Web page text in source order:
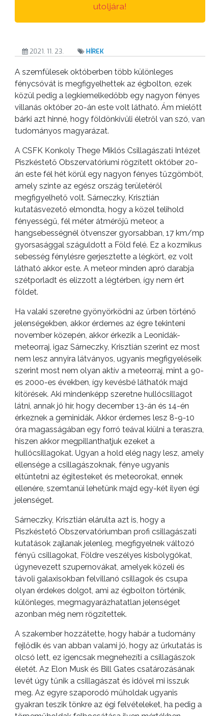
utoljára!
2021. 11. 23. HÍREK
A szemfülesek októberben több különleges
fénycsóvát is megfigyelhettek az égbolton, ezek
közül pedig a legkiemelkedőbb egy nagyon fényes
villanás október 20-án este volt látható. Ám mielőtt
bárki azt hinné, hogy földönkívüli életről van szó, van
tudományos magyarázat.
A CSFK Konkoly Thege Miklós Csillagászati Intézet
Piszkéstető Obszervatóriumi rögzített október 20-
án este fél hét körül egy nagyon fényes tűzgömböt,
amely szinte az egész ország területéről
megfigyelhető volt. Sárneczky, Krisztián
kutatásvezető elmondta, hogy a közel telihold
fényességű, fél méter átmérőjű meteor, a
hangsebességnél ötvenszer gyorsabban, 17 km/mp
gyorsasággal száguldott a Föld felé. Ez a kozmikus
sebesség fénylésre gerjesztette a légkört, ez volt
látható akkor este. A meteor minden apró darabja
szétporladt és elizzott a légtérben, így nem ért
földet.
Ha valaki szeretne gyönyörködni az űrben történő
jelenségekben, akkor érdemes az égre tekinteni
november közepén, akkor érkezik a Leonidák-
meteorraj, igaz Sárneczky, Krisztián szerint ez most
nem lesz annyira látványos, ugyanis megfigyeléseik
szerint most nem olyan aktív a meteorraj, mint a 90-
es 2000-es években, így kevésbé láthatók majd
kitörések. Aki mindenképp szeretne hullócsillagot
látni, annak jó hír, hogy december 13-án és 14-én
érkeznek a geminidák. Akkor érdemes lesz 8-9-10
óra magasságában egy forró teával kiülni a teraszra,
hiszen akkor megpillanthatjuk ezeket a
hullócsillagokat. Ugyan a hold elég nagy lesz, amely
ellensége a csillagászoknak, fénye ugyanis
eltüntetni az égitesteket és meteorokat, ennek
ellenére, szemtanúi lehetünk majd egy-két ilyen égi
jelenséget.
Sárneczky, Krisztián elárulta azt is, hogy a
Piszkéstető Obszervatóriumban profi csillagászati
kutatások zajlanak jelenleg, megfigyelnek változó
fényű csillagokat, Földre veszélyes kisbolygókat,
úgynevezett szupernovákat, amelyek közeli és
távoli galaxisokban felvillanó csillagok és csupa
olyan érdekes dolgot, ami az égbolton történik,
különleges, megmagyarázhatatlan jelenséget
azonban még nem rögzítettek.
A szakember hozzátette, hogy habár a tudomány
fejlődik és van abban valami jó, hogy az űrkutatás is
olcsó lett, ez igencsak megnehezíti a csillagászok
életét. Az Elon Musk és Bill Gates csatározásának
levét úgy tűnik a csillagászat és idővel mi isszuk
meg. Az egyre szaporodó műholdak ugyanis
gyakran teszik tönkre az égi felvételeket, ha pedig a